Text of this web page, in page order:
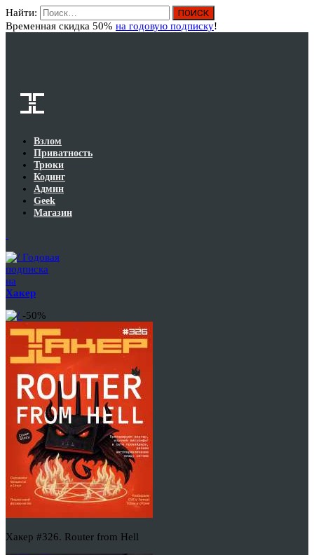
Найти:
Временная скидка 50% на годовую подписку!
Взлом
Приватность
Трюки
Кодинг
Админ
Geek
Магазин
Годовая
подписка
на
Хакер
-50%
Хакер #326. Router from Hell